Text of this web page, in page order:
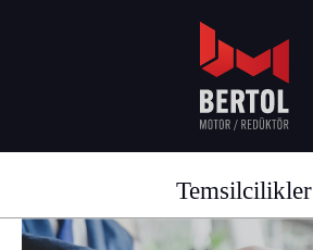
Temsilcilikler